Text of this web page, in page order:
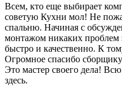
Всем, кто еще выбирает
советую Кухни мол! Не
спальню. Начиная с
монтажом никаких проблем
быстро и качественно. К
Огромное спасибо сборщику
Это мастер своего дела! Всю
здесь.